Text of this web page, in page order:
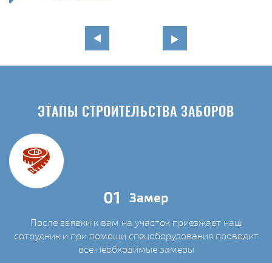
ЭТАПЫ СТРОИТЕЛЬСТВА ЗАБОРОВ
01 Замер
После заявки к вам на участок приезжает наш
сотрудник и при помощи спецоборудования проводит
все необходимые замеры